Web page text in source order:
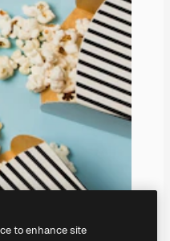
to enhance site